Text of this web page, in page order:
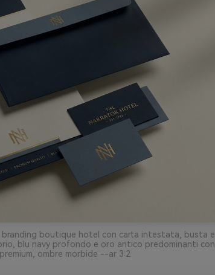
boutique hotel con carta intestata, busta e
blu navy profondo e oro antico predominanti con
ombre morbide --ar 3:2